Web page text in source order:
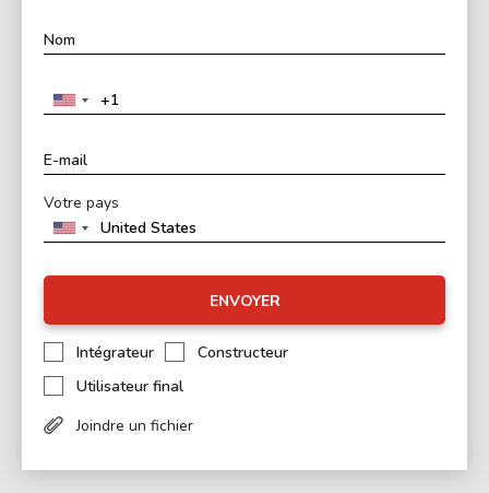
Votre pays
ENVOYER
Intégrateur
Constructeur
Utilisateur final
Joindre un fichier